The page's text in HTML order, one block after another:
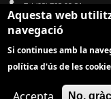
Tel (93) 785 92 31
info@amicsdelesarts-
www.amicsdelesarts-
Aquesta web
navegació
Si continues amb la
política d'ús de les
No,